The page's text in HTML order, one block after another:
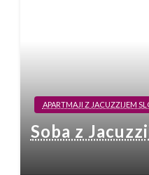
APARTMAJI Z JACUZZIJEM
Soba z